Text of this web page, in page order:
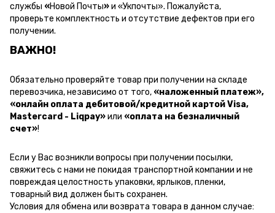
службы «Новой Почты»и «Укпочты». Пожалуйста,
проверьте комплектность и отсутствие дефектов при его
получении.
ВАЖНО!
Обязательно проверяйте товар при получении на складе
перевозчика, независимо от того, «наложенный платеж»,
«онлайн оплата дебитовой/кредитной картой Visa,
Mastercard - Liqpay»или «оплата на безналичный
счет»!
Если у Вас возникли вопросы при получении посылки,
свяжитесь с нами не покидая транспортной компании и не
повреждая целостность упаковки, ярлыков, пленки,
товарный вид должен быть сохранен.
Условия для обмена или возврата товара в данном случае: